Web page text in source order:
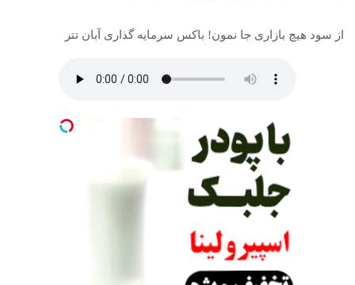
از سود هیچ بازاری جا نمون! باکس سرمایه گذاری آبان تتر